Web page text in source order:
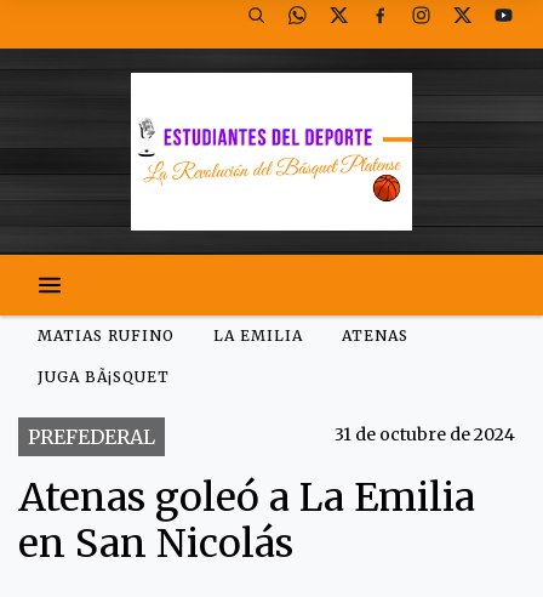
MATIAS RUFINO LA EMILIA ATENAS
JUGA BÃ¡SQUET
PREFEDERAL 31 de octubre de 2024
Atenas goleó a La Emilia
en San Nicolás